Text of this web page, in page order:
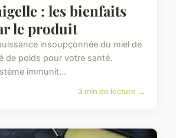
: les bienfaits
le produit
insoupçonnée du miel de
de poids pour votre santé.
immunit...
3 min de lecture →